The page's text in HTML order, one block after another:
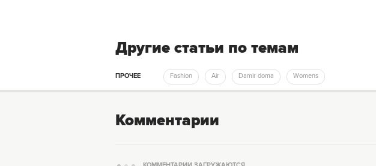
Другие статьи по темам
ПРОЧЕЕ Fashion Air Damir doma Womens
Комментарии